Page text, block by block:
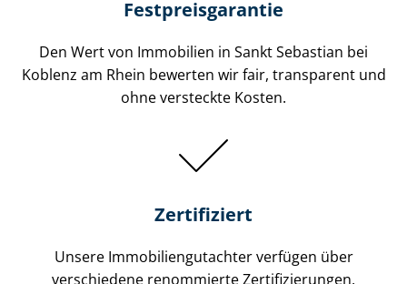
Festpreis​garantie
Den Wert von Immobilien in Sankt Sebastian bei
Koblenz am Rhein bewerten wir fair, transparent und
ohne versteckte Kosten.
Zertifiziert
Unsere Immobilien­gutachter verfügen über
verschiedene renommierte Zer­ti­fi­zie­run­gen.